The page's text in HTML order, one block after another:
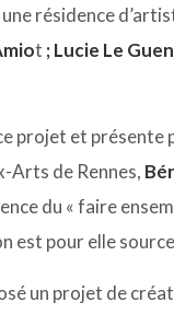
résidence
t ; Lucie Le Guen
projet et présente
Arts de Rennes,
du « faire
est pour elle
un projet de